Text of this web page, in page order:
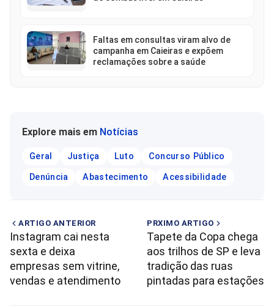
Faltas em consultas viram alvo de
campanha em Caieiras e expõem
reclamações sobre a saúde
Explore mais em Notícias
Geral Justiça Luto
Concurso Público
Denúncia
Abastecimento Acessibilidade
ARTIGO ANTERIOR
Instagram cai nesta
sexta e deixa
empresas sem vitrine,
vendas e atendimento
PRXIMO ARTIGO
Tapete da Copa chega
aos trilhos de SP e leva
tradição das ruas
pintadas para estações